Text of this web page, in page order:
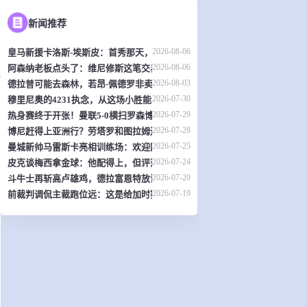
新闻推荐
皇马新援卡洛斯-埃斯皮：首秀那天，我觉得自己是全世界最幸福的人
2026-08-06
阿森纳老板点头了：维尼修斯这笔交易，可能是英超史上最炸裂的转会？
2026-08-06
德拉普可能去森林，若昂-佩德罗非卖品？切尔西热身赛暴露不少问题
2026-08-03
穆里尼奥的4231执念，从这场小胜能看出什么？
2026-07-30
热身赛终于开张！曼联5-0横扫罗森博格，齐尔克泽传射，19岁小将惊艳全场
2026-07-29
博尼赶得上亚洲行？劳塔罗和图拉姆还得再歇两周
2026-07-28
曼城新帅马雷斯卡亮相训练场：欢迎回家！
2026-07-25
皮克谈梅西拿金球：他配得上，但评选标准？真搞不懂了
2026-07-24
斗牛士再斩高卢雄鸡，德拉富恩特放话：西班牙就是世界最强
2026-07-20
前裁判调侃主裁跑位远：这是给加时赛省体力？
2026-07-19